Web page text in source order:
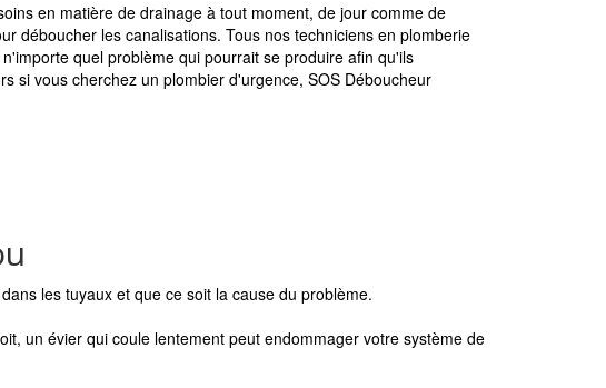
en matière de drainage à tout moment, de jour comme de
déboucher les canalisations. Tous nos techniciens en plomberie
quel problème qui pourrait se produire afin qu'ils
si vous cherchez un plombier d'urgence, SOS Déboucheur
les tuyaux et que ce soit la cause du problème.
un évier qui coule lentement peut endommager votre système de